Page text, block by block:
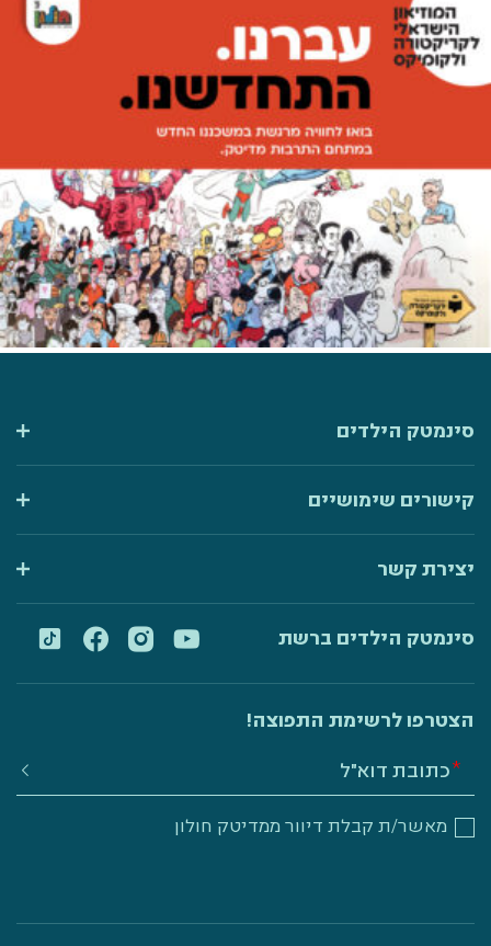
סינמטק הילדים
קישורים שימושיים
יצירת קשר
הצטרפו לרשימת התפוצה!
מאשר/ת קבלת דיוור ממדיטק חולון
סינמטק הילדים ברשת